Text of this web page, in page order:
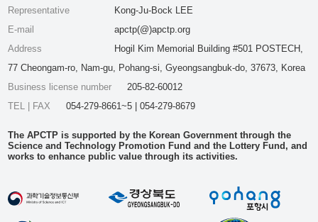
Representative
Kong-Ju-Bock LEE
E-mail
apctp(@)apctp.org
Address
Hogil Kim Memorial Building #501 POSTECH,
77 Cheongam-ro, Nam-gu, Pohang-si, Gyeongsangbuk-do, 37673, Korea
Business license number
205-82-60012
TEL | FAX
054-279-8661~5 | 054-279-8679
The APCTP is supported by the Korean Government through the
Science and Technology Promotion Fund and the Lottery Fund, and
works to enhance public value through its activities.